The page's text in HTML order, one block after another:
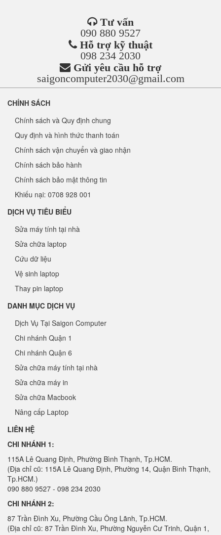
Tư vấn
090 880 9527
Hỗ trợ kỹ thuật
098 234 2030
Gửi yêu cầu hỗ trợ
saigoncomputer2030@gmail.com
CHÍNH SÁCH
Chính sách và Quy định chung
Quy định và hình thức thanh toán
Chính sách vận chuyển và giao nhận
Chính sách bảo hành
Chính sách bảo mật thông tin
Khiếu nại: 0708 928 001
DỊCH VỤ TIÊU BIỂU
Sửa máy tính tại nhà
Sửa chữa laptop
Cứu dữ liệu
Vệ sinh laptop
Thay pin laptop
DANH MỤC DỊCH VỤ
Dịch Vụ Tại Saigon Computer
Chi nhánh Quận 1
Chi nhánh Quận 6
Sửa chữa máy tính tại nhà
Sửa chữa máy in
Sửa chữa Macbook
Nâng cấp Laptop
LIÊN HỆ
CHI NHÁNH 1:
115A Lê Quang Định, Phường Bình Thạnh, Tp.HCM.
(Địa chỉ cũ: 115A Lê Quang Định, Phường 14, Quận Bình Thạnh,
Tp.HCM.)
090 880 9527 - 098 234 2030
CHI NHÁNH 2:
87 Trần Đình Xu, Phường Cầu Ông Lãnh, Tp.HCM.
(Địa chỉ cũ: 87 Trần Đình Xu, Phường Nguyễn Cư Trinh, Quận 1,